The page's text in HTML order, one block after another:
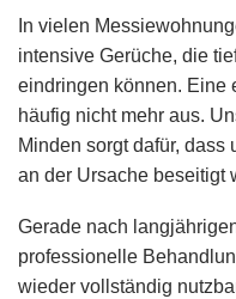
In vielen
intensive Gerüche, die
eindringen können. Eine
häufig nicht mehr aus.
Minden sorgt dafür,
an der Ursache beseitigt
Gerade nach
professionelle
wieder vollständig